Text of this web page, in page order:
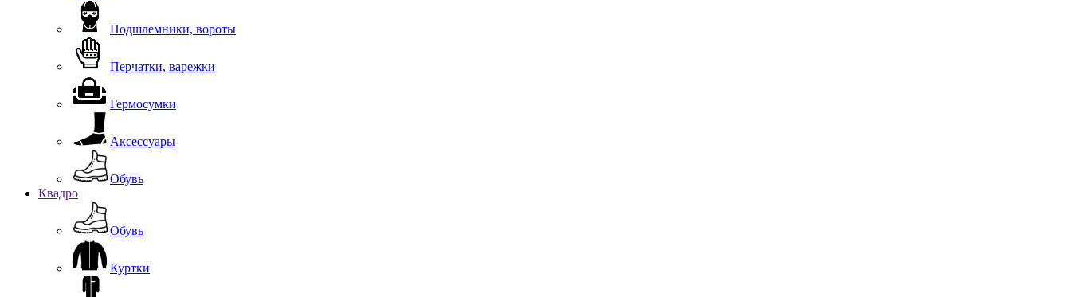
Подшлемники, вороты
Перчатки, варежки
Гермосумки
Аксессуары
Обувь
Квадро
Обувь
Куртки